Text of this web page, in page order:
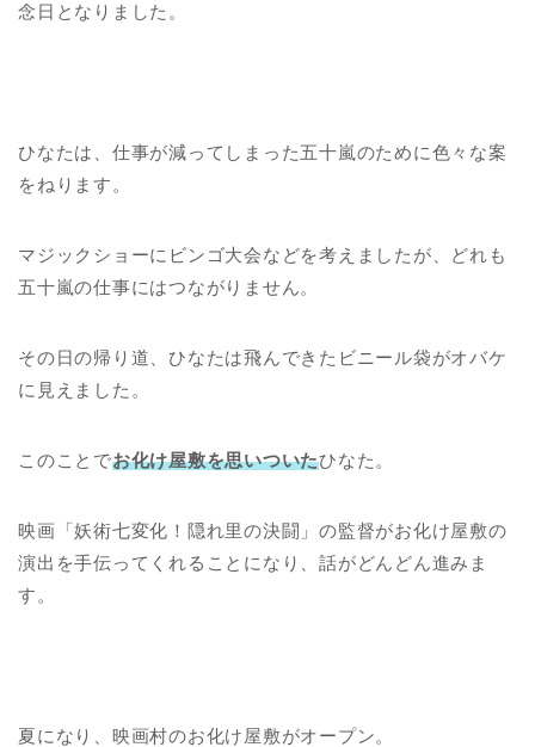
念日となりました。
ひなたは、仕事が減ってしまった五十嵐のために色々な案
をねります。
マジックショーにビンゴ大会などを考えましたが、どれも
五十嵐の仕事にはつながりません。
その日の帰り道、ひなたは飛んできたビニール袋がオバケ
に見えました。
このことでお化け屋敷を思いついたひなた。
映画「妖術七変化！隠れ里の決闘」の監督がお化け屋敷の
演出を手伝ってくれることになり、話がどんどん進みま
す。
夏になり、映画村のお化け屋敷がオープン。